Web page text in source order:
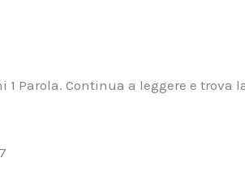
Parola. Continua a leggere e trova